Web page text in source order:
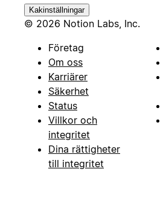
Kakinställningar
© 2026 Notion Labs, Inc.
Företag
Om oss
Karriärer
Säkerhet
Status
Villkor och
integritet
Dina rättigheter
till integritet